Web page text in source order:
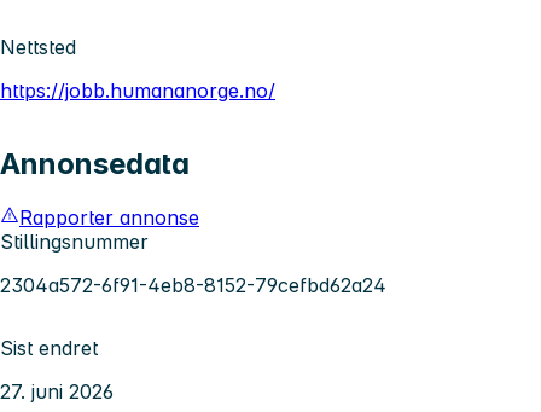
Nettsted
https://jobb.humananorge.no/
Annonsedata
Rapporter annonse
Stillingsnummer
2304a572-6f91-4eb8-8152-79cefbd62a24
Sist endret
27. juni 2026